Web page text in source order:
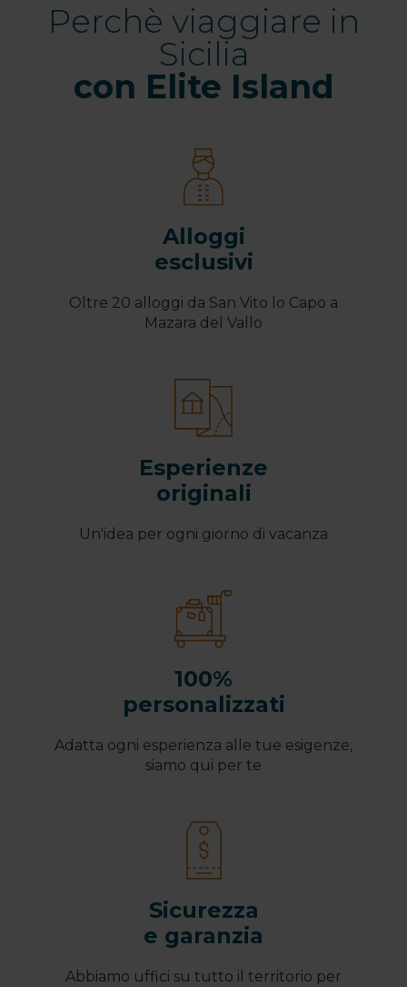
Perchè viaggiare in
Sicilia
con Elite Island
Alloggi
esclusivi
Oltre 20 alloggi da San Vito lo Capo a
Mazara del Vallo
Esperienze
originali
Un'idea per ogni giorno di vacanza
100%
personalizzati
Adatta ogni esperienza alle tue esigenze,
siamo qui per te
Sicurezza
e garanzia
Abbiamo uffici su tutto il territorio per